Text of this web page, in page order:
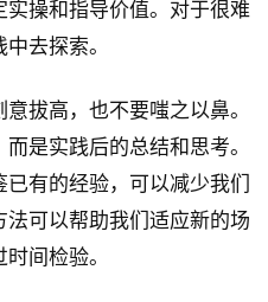
操和指导价值。对于很难
去探索。
拔高，也不要嗤之以鼻。
是实践后的总结和思考。
有的经验，可以减少我们
可以帮助我们适应新的场
间检验。